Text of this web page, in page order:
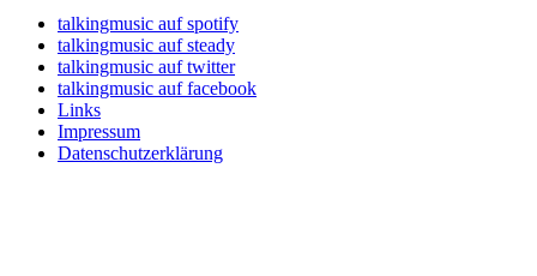
talkingmusic auf spotify
talkingmusic auf steady
talkingmusic auf twitter
talkingmusic auf facebook
Links
Impressum
Datenschutzerklärung